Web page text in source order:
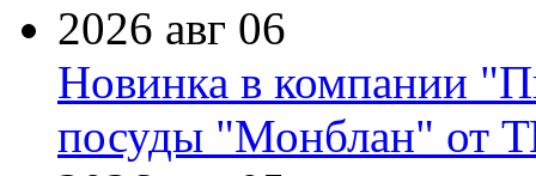
2026 авг 06
Новинка в компании
посуды "Монблан" от